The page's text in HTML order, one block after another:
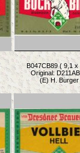
B047CB89 ( 9,1 x
Original:
(E) H. Burger